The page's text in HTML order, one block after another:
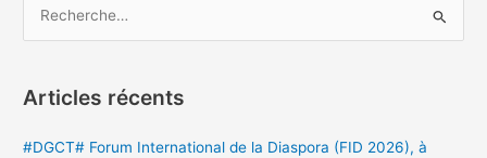
h
Articles récents
#DGCT# Forum International de la Diaspora (FID 2026), à